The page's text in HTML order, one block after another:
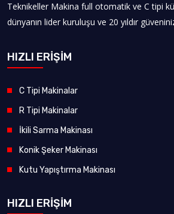
Teknikeller Makina full otomatik ve C tipi
dünyanın lider kuruluşu ve 20 yıldır
HIZLI ERİŞİM
C Tipi Makinalar
R Tipi Makinalar
İkili Sarma Makinası
Konik Şeker Makinası
Kutu Yapıştırma Makinası
HIZLI ERİŞİM